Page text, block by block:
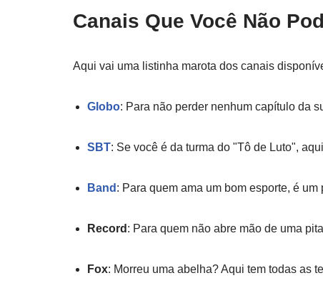
Canais Que Você Não
Aqui vai uma listinha marota dos canais
Globo: Para não perder nenhum capítulo da
SBT: Se você é da turma do "Tô de Luto",
Band : Para quem ama um bom esporte, é um
Record : Para quem não abre mão de uma
Fox: Morreu uma abelha? Aqui tem todas as